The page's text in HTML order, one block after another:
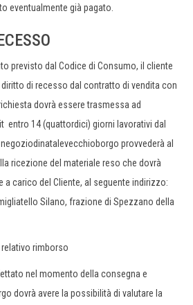
eventualmente già pagato.
previsto dal Codice di Consumo, il cliente
di recesso dal contratto di vendita con
dovrà essere trasmessa ad
entro 14 (quattordici) giorni lavorativi dal
provvederà al
ricezione del materiale reso che dovrà
carico del Cliente, al seguente indirizzo:
Silano, frazione di Spezzano della
rimborso
nel momento della consegna e
dovrà avere la possibilità di valutare la